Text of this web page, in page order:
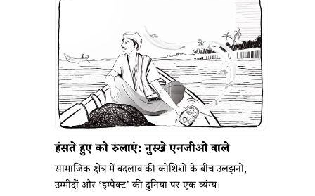
हंसते हुए को रुलाएं: नुस्खे एनजीओ वाले
सामाजिक क्षेत्र में बदलाव की कोशिशों के बीच उलझनों,
उम्मीदों और ‘इम्पैक्ट’ की दुनिया पर एक व्यंग्य।